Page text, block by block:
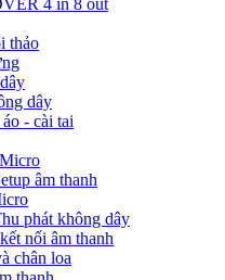
4 in 8 out
thảo
dây
- cài tai
âm thanh
phát không dây
nối âm thanh
chân loa